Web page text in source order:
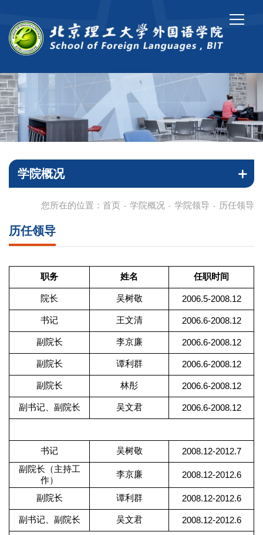
学院概况
您所在的位置： 首页 - 学院概况 - 学院领导 - 历任领导
历任领导
职务 姓名 任职时间
院长 吴树敬 2006.5-2008.12
书记 王文清 2006.6-2008.12
副院长 李京廉 2006.6-2008.12
副院长 谭利群 2006.6-2008.12
副院长 林彤 2006.6-2008.12
副书记、副院长 吴文君 2006.6-2008.12
书记 吴树敬
2008.12-2012.7
副院长（主持工
作）
李京廉 2008.12-2012.6
副院长 谭利群 2008.12-2012.6
副书记、副院长 吴文君 2008.12-2012.6